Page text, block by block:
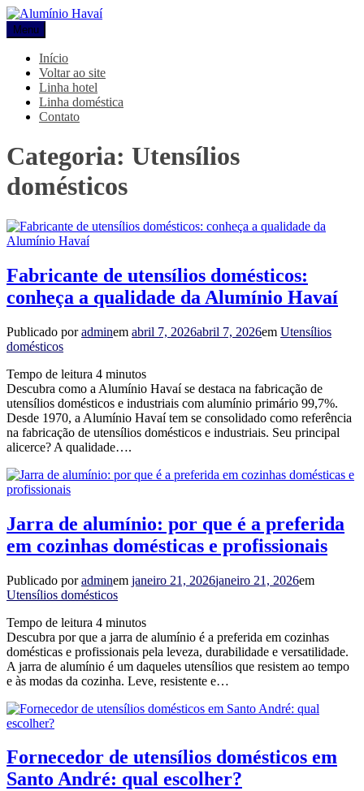
Pular
para
o
conteúdo
Alumínio Havaí
Blog Alumínio Havaí
Menu
Início
Voltar ao site
Linha hotel
Linha doméstica
Contato
Categoria: Utensílios
domésticos
Fabricante de utensílios domésticos:
conheça a qualidade da Alumínio Havaí
Publicado poradminem abril 7, 2026abril 7, 2026em Utensílios
domésticos
Tempo de leitura 4 minutos
Descubra como a Alumínio Havaí se destaca na fabricação de
utensílios domésticos e industriais com alumínio primário 99,7%.
Desde 1970, a Alumínio Havaí tem se consolidado como referência
na fabricação de utensílios domésticos e industriais. Seu principal
alicerce? A qualidade….
Jarra de alumínio: por que é a preferida
em cozinhas domésticas e profissionais
Publicado poradminem janeiro 21, 2026janeiro 21, 2026em
Utensílios domésticos
Tempo de leitura 4 minutos
Descubra por que a jarra de alumínio é a preferida em cozinhas
domésticas e profissionais pela leveza, durabilidade e versatilidade.
A jarra de alumínio é um daqueles utensílios que resistem ao tempo
e às modas da cozinha. Leve, resistente e…
Fornecedor de utensílios domésticos em
Santo André: qual escolher?